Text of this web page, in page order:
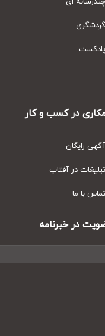
در کسب و کار
رایگان
در آفتاب
با ما
در خبرنامه